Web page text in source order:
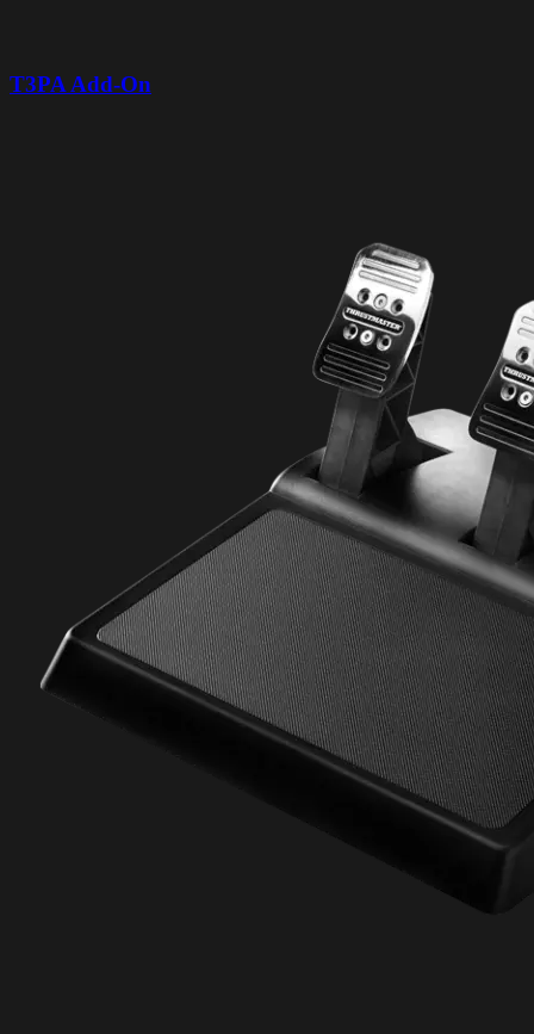
T3PA Add-On